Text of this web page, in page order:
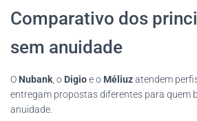
Comparativo dos
sem anuidade
O Nubank , o Digioe o Méliuzatendem
entregam propostas diferentes para quem
anuidade.